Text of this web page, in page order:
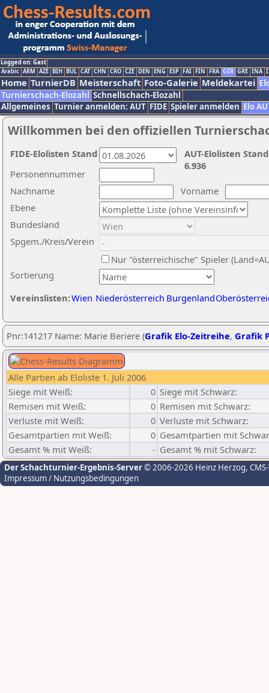
Logged on: Gast
Arabic ARM AZE BIH BUL CAT CHN CRO CZE DEN ENG ESP FAI FIN FRA GER GRE INA
Home TurnierDB Meisterschaft Foto-Galerie Meldekartei
Turnierschach-Elozahl Schnellschach-Elozahl
Allgemeines Turnier anmelden: AUT FIDE Spieler anmelden Elo
Willkommen bei den offiziellen
Nachname
Vorname
Ebene
Sortierung
Personennummer
Bundesland
Spgem./Kreis/Verein
Nur "österreichische" Spieler
Vereinslisten:Wien Niederösterreich Burgenland
AUT-Elolisten
6.936
FIDE-Elolisten Stand
Pnr:141217 Name: Marie Beriere (Grafik Elo-Zeitreihe, Grafik
Alle Partien ab Eloliste 1. Juli 2006
Siege mit Weiß:
0 Siege mit Schwarz:
Remisen mit Weiß:
0 Remisen mit Schwarz:
Verluste mit Weiß:
0 Verluste mit Schwarz:
Gesamtpartien mit Weiß:
0 Gesamtpartien mit
Gesamt % mit Weiß:
- Gesamt % mit Schwarz:
Der Schachturnier-Ergebnis-Server© 2006-2026 Heinz Herzog,
Impressum / Nutzungsbedingungen